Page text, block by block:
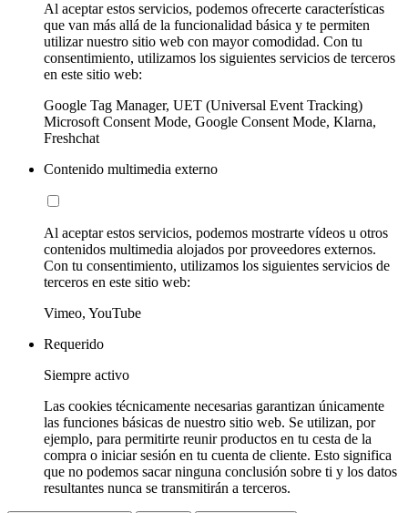
Al aceptar estos servicios, podemos ofrecerte características
que van más allá de la funcionalidad básica y te permiten
utilizar nuestro sitio web con mayor comodidad. Con tu
consentimiento, utilizamos los siguientes servicios de terceros
en este sitio web:
Google Tag Manager, UET (Universal Event Tracking)
Microsoft Consent Mode, Google Consent Mode, Klarna,
Freshchat
Contenido multimedia externo
Al aceptar estos servicios, podemos mostrarte vídeos u otros
contenidos multimedia alojados por proveedores externos.
Con tu consentimiento, utilizamos los siguientes servicios de
terceros en este sitio web:
Vimeo, YouTube
Requerido
Siempre activo
Las cookies técnicamente necesarias garantizan únicamente
las funciones básicas de nuestro sitio web. Se utilizan, por
ejemplo, para permitirte reunir productos en tu cesta de la
compra o iniciar sesión en tu cuenta de cliente. Esto significa
que no podemos sacar ninguna conclusión sobre ti y los datos
resultantes nunca se transmitirán a terceros.